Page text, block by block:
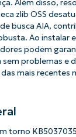
Além disso,
zlib OSS
busca AIA,
Ao instalar
podem
problemas e
mais recentes
torno